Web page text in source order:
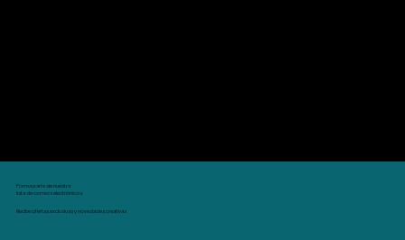
Forma parte de nuestra
lista de correos electrónicos.
Recibe ofertas exclusivas y novedades creativas